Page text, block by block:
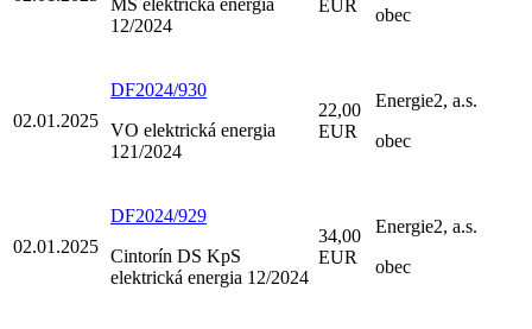
12/2024
EUR
obec
02.01.2025
DF2024/930
VO elektrická energia
121/2024
22,00
EUR
Energie2, a.s.
obec
02.01.2025
DF2024/929
Cintorín DS KpS
elektrická energia 12/2024
34,00
EUR
Energie2, a.s.
obec